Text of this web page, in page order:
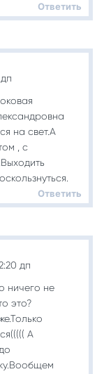
Ответить
на свет.А
, с
Ответить
дп
ничего не
это?
А